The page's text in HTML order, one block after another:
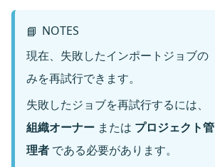
📘 NOTES
現在、失敗したインポートジョブの
みを再試行できます。
失敗したジョブを再試行するには、
組織オーナー または プロジェクト管
理者 である必要があります。